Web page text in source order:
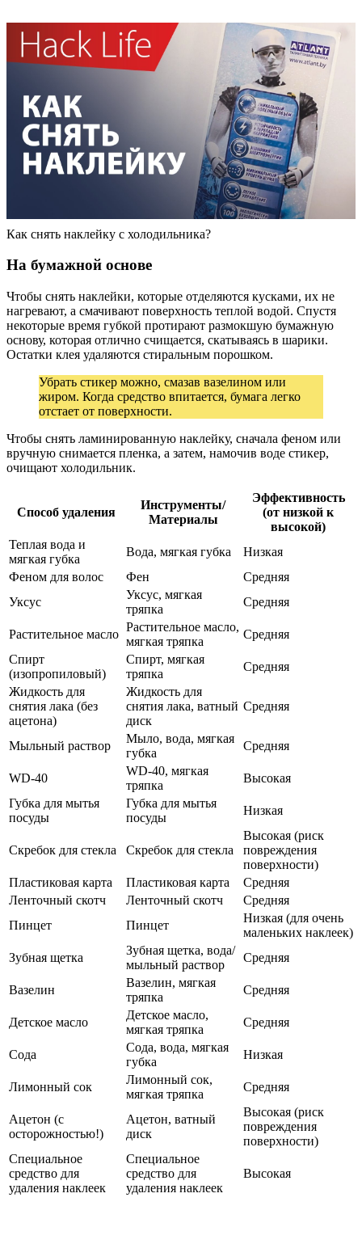
Как снять наклейку с холодильника?
На бумажной основе
Чтобы снять наклейки, которые отделяются кусками, их не
нагревают, а смачивают поверхность теплой водой. Спустя
некоторые время губкой протирают размокшую бумажную
основу, которая отлично счищается, скатываясь в шарики.
Остатки клея удаляются стиральным порошком.
Убрать стикер можно, смазав вазелином или
жиром. Когда средство впитается, бумага легко
отстает от поверхности.
Чтобы снять ламинированную наклейку, сначала феном или
вручную снимается пленка, а затем, намочив воде стикер,
очищают холодильник.
Способ удаления
Инструменты/
Материалы
Эффективность
(от низкой к
высокой)
Теплая вода и
мягкая губка
Вода, мягкая губка
Низкая
Феном для волос
Фен
Средняя
Уксус
Уксус, мягкая
тряпка
Средняя
Растительное масло
Растительное масло,
мягкая тряпка
Средняя
Спирт
(изопропиловый)
Спирт, мягкая
тряпка
Средняя
Жидкость для
снятия лака (без
ацетона)
Жидкость для
снятия лака, ватный
диск
Средняя
Мыльный раствор
Мыло, вода, мягкая
губка
Средняя
WD-40
WD-40, мягкая
тряпка
Высокая
Губка для мытья
посуды
Губка для мытья
посуды
Низкая
Скребок для стекла Скребок для стекла
Высокая (риск
повреждения
поверхности)
Пластиковая карта
Пластиковая карта
Средняя
Ленточный скотч
Ленточный скотч
Средняя
Пинцет
Пинцет
Низкая (для очень
маленьких наклеек)
Зубная щетка
Зубная щетка, вода/
мыльный раствор
Средняя
Вазелин
Вазелин, мягкая
тряпка
Средняя
Детское масло
Детское масло,
мягкая тряпка
Средняя
Сода
Сода, вода, мягкая
губка
Низкая
Лимонный сок
Лимонный сок,
мягкая тряпка
Средняя
Ацетон (с
осторожностью!)
Ацетон, ватный
диск
Высокая (риск
повреждения
поверхности)
Специальное
средство для
удаления наклеек
Специальное
средство для
удаления наклеек
Высокая